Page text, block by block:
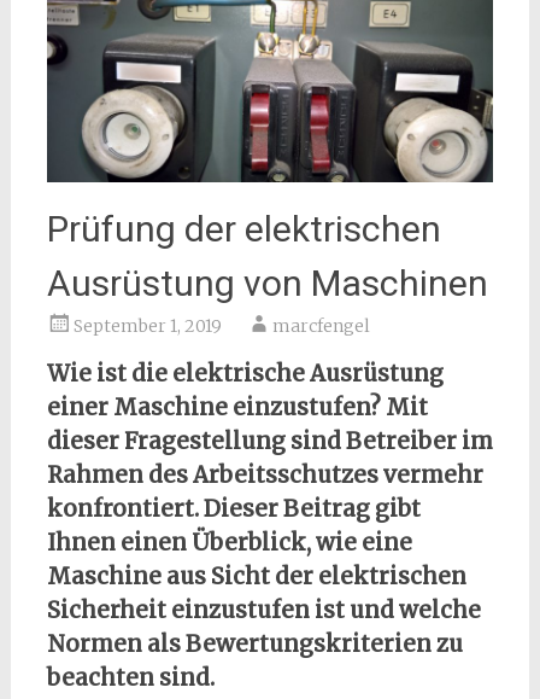
Prüfung der elektrischen
Ausrüstung von Maschinen
September 1, 2019 marcfengel
Wie ist die elektrische Ausrüstung
einer Maschine einzustufen? Mit
dieser Fragestellung sind Betreiber im
Rahmen des Arbeitsschutzes vermehr
konfrontiert. Dieser Beitrag gibt
Ihnen einen Überblick, wie eine
Maschine aus Sicht der elektrischen
Sicherheit einzustufen ist und welche
Normen als Bewertungskriterien zu
beachten sind.